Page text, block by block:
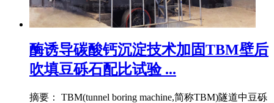
酶诱导碳酸钙沉淀技术加固TBM壁后
吹填豆砾石配比试验 ...
摘要： TBM(tunnel boring machine,简称TBM)隧道中豆砾